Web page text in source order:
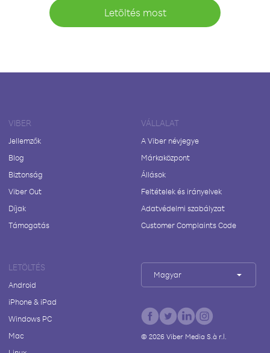
Letöltés most
VIBER
Jellemzők
Blog
Biztonság
Viber Out
Díjak
Támogatás
VÁLLALAT
A Viber névjegye
Márkaközpont
Állások
Feltételek és irányelvek
Adatvédelmi szabályzat
Customer Complaints Code
LETÖLTÉS
Android
iPhone & iPad
Windows PC
Mac
Magyar
© 2026Viber Media S.à r.l.